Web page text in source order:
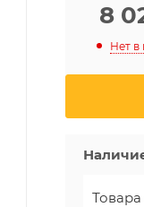
8
Нет в